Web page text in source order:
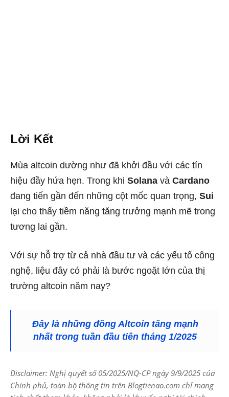
Lời Kết
Mùa altcoin dường như đã khởi đầu với các tín
hiệu đầy hứa hẹn. Trong khi Solana và Cardano
đang tiến gần đến những cột mốc quan trọng, Sui
lại cho thấy tiềm năng tăng trưởng mạnh mẽ trong
tương lai gần.
Với sự hỗ trợ từ cả nhà đầu tư và các yếu tố công
nghệ, liệu đây có phải là bước ngoặt lớn của thị
trường altcoin năm nay?
Đây là những đồng Altcoin tăng mạnh
nhất trong tuần đầu tiên tháng 1/2025
Disclaimer: Nghị quyết số 05/2025/NQ-CP ngày 9/9/2025 của
Chính phủ, toàn bộ thông tin trên Blogtienao.com chỉ mang